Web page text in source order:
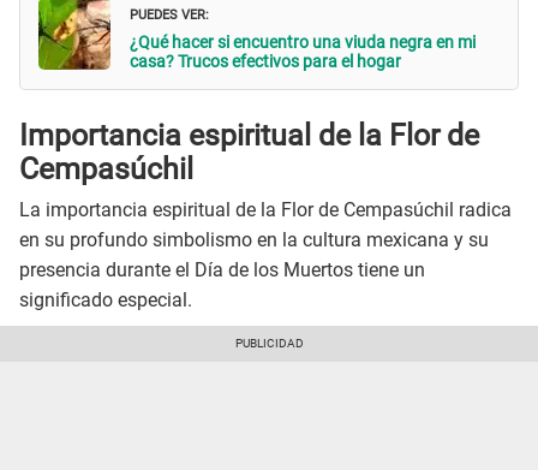
PUEDES VER:
¿Qué hacer si encuentro una viuda negra en mi
casa? Trucos efectivos para el hogar
Importancia espiritual de la Flor de
Cempasúchil
La importancia espiritual de la Flor de Cempasúchil radica
en su profundo simbolismo en la cultura mexicana y su
presencia durante el Día de los Muertos tiene un
significado especial.